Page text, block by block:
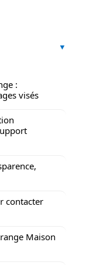
:
visés
contacter
Maison